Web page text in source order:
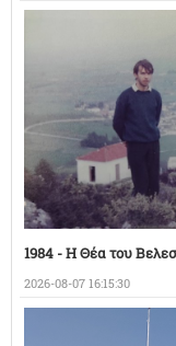
1984 - Η Θέα του
2026-08-07 16:15:30